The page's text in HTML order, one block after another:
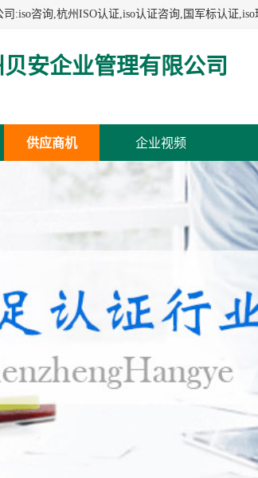
安企业管理有限公司
供应商机 企业视频